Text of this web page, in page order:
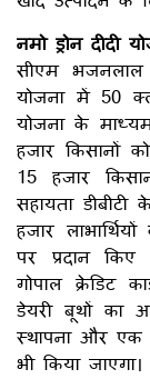
नमो ड्रोन दीदी
सीएम भजनलाल
योजना में 50
योजना के
हजार किसानों
15 हजार
सहायता
हजार
पर प्रदान
गोपाल क्रेडिट
डेयरी बूथों का
स्थापना और एक
भी किया जाएगा।